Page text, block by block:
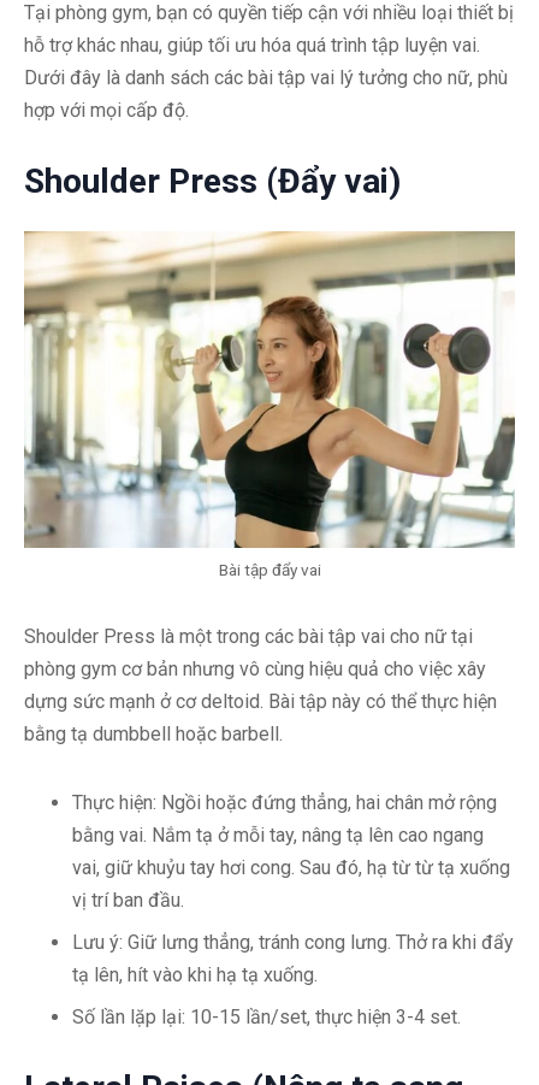
Tại phòng gym, bạn có quyền tiếp cận với nhiều loại thiết bị
hỗ trợ khác nhau, giúp tối ưu hóa quá trình tập luyện vai.
Dưới đây là danh sách các bài tập vai lý tưởng cho nữ, phù
hợp với mọi cấp độ.
Shoulder Press (Đẩy vai)
Bài tập đẩy vai
Shoulder Press là một trong các bài tập vai cho nữ tại
phòng gym cơ bản nhưng vô cùng hiệu quả cho việc xây
dựng sức mạnh ở cơ deltoid. Bài tập này có thể thực hiện
bằng tạ dumbbell hoặc barbell.
Thực hiện: Ngồi hoặc đứng thẳng, hai chân mở rộng
bằng vai. Nắm tạ ở mỗi tay, nâng tạ lên cao ngang
vai, giữ khuỷu tay hơi cong. Sau đó, hạ từ từ tạ xuống
vị trí ban đầu.
Lưu ý: Giữ lưng thẳng, tránh cong lưng. Thở ra khi đẩy
tạ lên, hít vào khi hạ tạ xuống.
Số lần lặp lại: 10-15 lần/set, thực hiện 3-4 set.